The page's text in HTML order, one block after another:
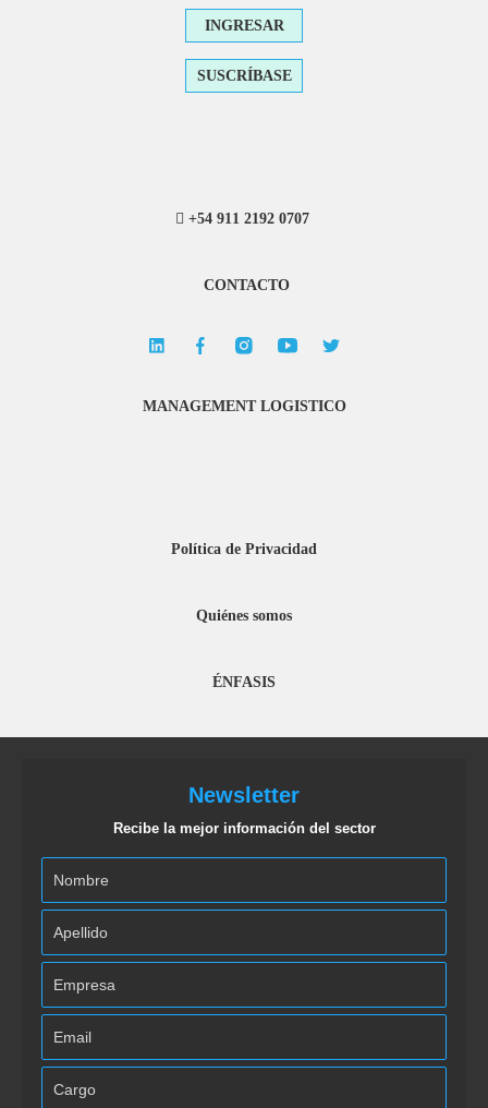
INGRESAR
SUSCRÍBASE
+54 911 2192 0707
CONTACTO
MANAGEMENT LOGISTICO
Política de Privacidad
Quiénes somos
ÉNFASIS
Newsletter
Recibe la mejor información del sector